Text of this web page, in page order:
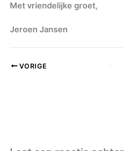
Met vriendelijke groet,
Jeroen Jansen
VORIGE